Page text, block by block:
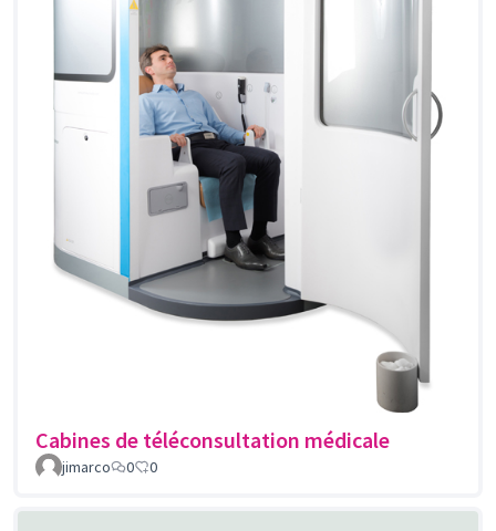
Cabines de téléconsultation médicale
jimarco 0 0